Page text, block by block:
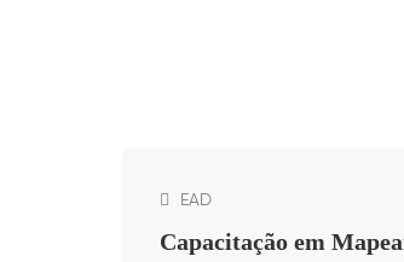
EAD
Capacitação em